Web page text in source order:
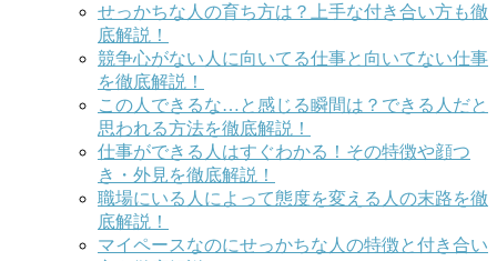
せっかちな人の育ち方は？上手な付き合い方も徹
底解説！
競争心がない人に向いてる仕事と向いてない仕事
を徹底解説！
この人できるな…と感じる瞬間は？できる人だと
思われる方法を徹底解説！
仕事ができる人はすぐわかる！その特徴や顔つ
き・外見を徹底解説！
職場にいる人によって態度を変える人の末路を徹
底解説！
マイペースなのにせっかちな人の特徴と付き合い